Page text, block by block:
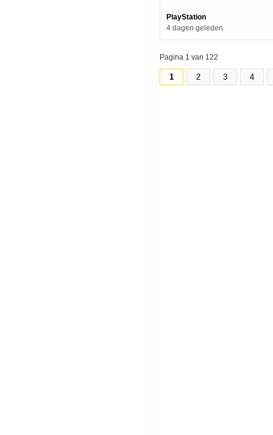
PlayStation
4 dagen geleden
Pagina 1 van 122
1 2 3 4